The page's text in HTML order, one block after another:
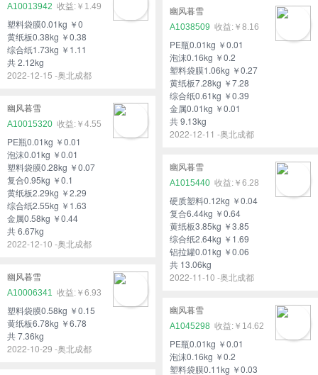
A10013942
￥1.49
塑料袋膜0.01kg ￥0
黄纸板0.38kg ￥0.38
综合纸1.73kg ￥1.11
共 2.12kg
2022-12-15 -奥北成都
幽风暮雪
A1038509
￥8.16
PE瓶0.01kg ￥0.01
泡沫0.16kg ￥0.2
塑料袋膜1.06kg ￥0.27
黄纸板7.28kg ￥7.28
综合纸0.61kg ￥0.39
金属0.01kg ￥0.01
共 9.13kg
2022-12-11 -奥北成都
幽风暮雪
A10015320
￥4.55
PE瓶0.01kg ￥0.01
泡沫0.01kg ￥0.01
塑料袋膜0.28kg ￥0.07
复合0.95kg ￥0.1
黄纸板2.29kg ￥2.29
综合纸2.55kg ￥1.63
金属0.58kg ￥0.44
共 6.67kg
2022-12-10 -奥北成都
幽风暮雪
A1015440
￥6.28
硬质塑料0.12kg ￥0.04
复合6.44kg ￥0.64
黄纸板3.85kg ￥3.85
综合纸2.64kg ￥1.69
铝拉罐0.01kg ￥0.06
共 13.06kg
2022-11-10 -奥北成都
幽风暮雪
A10006341
￥6.93
塑料袋膜0.58kg ￥0.15
黄纸板6.78kg ￥6.78
共 7.36kg
2022-10-29 -奥北成都
幽风暮雪
A1045298
￥14.62
PE瓶0.01kg ￥0.01
泡沫0.16kg ￥0.2
塑料袋膜0.11kg ￥0.03